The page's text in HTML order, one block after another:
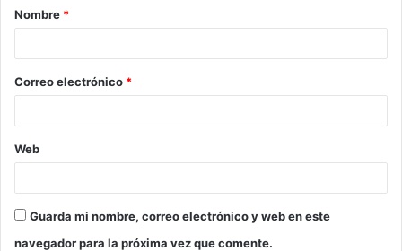
r
*
Nombre *
Correo electrónico *
Web
Guarda mi nombre, correo electrónico y web en este
navegador para la próxima vez que comente.